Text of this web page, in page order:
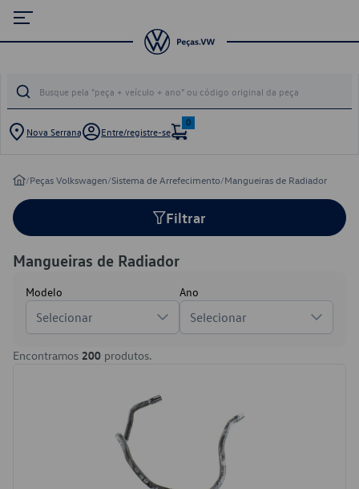
Nova Serrana Entre/registre-se
0
/Peças Volkswagen/Sistema de Arrefecimento/Mangueiras de Radiador
Filtrar
Mangueiras de Radiador
Modelo
Selecionar
Ano
Selecionar
Encontramos 200 produtos.